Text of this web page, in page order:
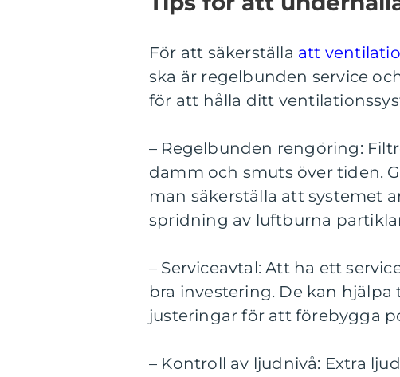
För att säkerställa att
ska är regelbunden service
för att hålla ditt
– Regelbunden rengöring:
damm och smuts över tiden.
man säkerställa att systemet
spridning av luftburna
– Serviceavtal: Att ha ett
bra investering. De kan
justeringar för att förebygga
– Kontroll av ljudnivå: Extra